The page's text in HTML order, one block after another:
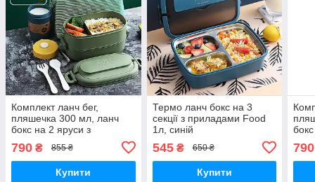
Комплект ланч бег,
пляшечка 300 мл, ланч
бокс на 2 яруси з
зелений
790 ₴ 855 ₴
Купити
Термо ланч бокс на 3
секції з приладами Food
1л, синій
545₴ 650 ₴
Купити
790